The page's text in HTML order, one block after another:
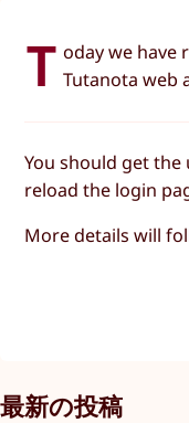
T oday we have
Tutanota web
You should get
reload the login
More details will
最新の投稿